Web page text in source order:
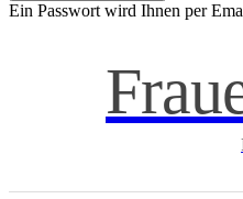
Ein Passwort wird Ihnen per